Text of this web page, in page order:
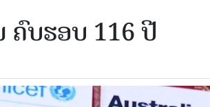
ຄົບຮອບ 116 ປີ